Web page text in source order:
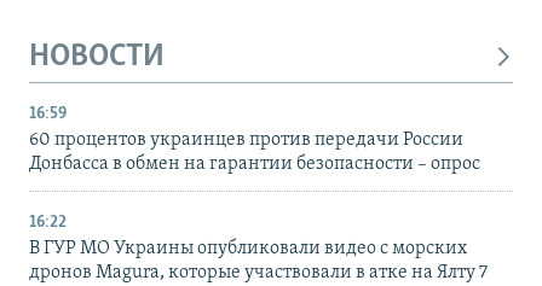
НОВОСТИ
16:59
60 процентов украинцев против передачи России
Донбасса в обмен на гарантии безопасности – опрос
16:22
В ГУР МО Украины опубликовали видео с морских
дронов Magura, которые участвовали в атке на Ялту 7